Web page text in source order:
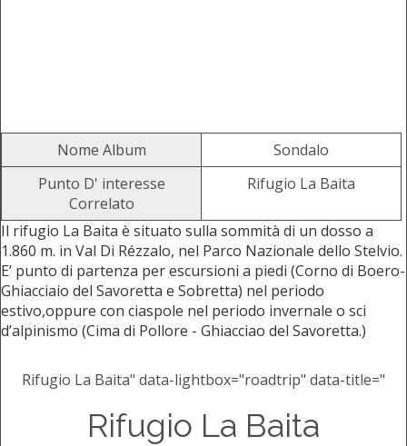
Nome Album
Sondalo
Punto D' interesse
Correlato
Rifugio La Baita
Il rifugio La Baita è situato sulla sommità di un dosso a
1.860 m. in Val Di Rézzalo, nel Parco Nazionale dello Stelvio.
E’ punto di partenza per escursioni a piedi (Corno di Boero-
Ghiacciaio del Savoretta e Sobretta) nel periodo
estivo,oppure con ciaspole nel periodo invernale o sci
d’alpinismo (Cima di Pollore - Ghiacciao del Savoretta.)
Rifugio La Baita" data-lightbox="roadtrip" data-title="
Rifugio La Baita